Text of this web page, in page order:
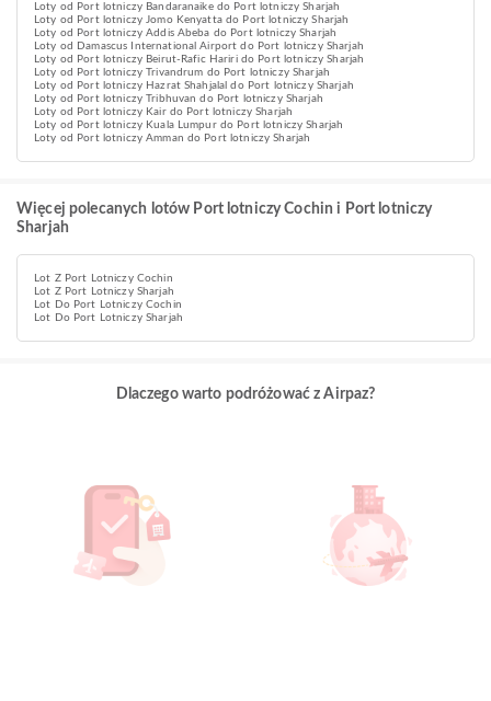
Loty od Port lotniczy Bandaranaike do Port lotniczy Sharjah
Loty od Port lotniczy Jomo Kenyatta do Port lotniczy Sharjah
Loty od Port lotniczy Addis Abeba do Port lotniczy Sharjah
Loty od Damascus International Airport do Port lotniczy Sharjah
Loty od Port lotniczy Beirut-Rafic Hariri do Port lotniczy Sharjah
Loty od Port lotniczy Trivandrum do Port lotniczy Sharjah
Loty od Port lotniczy Hazrat Shahjalal do Port lotniczy Sharjah
Loty od Port lotniczy Tribhuvan do Port lotniczy Sharjah
Loty od Port lotniczy Kair do Port lotniczy Sharjah
Loty od Port lotniczy Kuala Lumpur do Port lotniczy Sharjah
Loty od Port lotniczy Amman do Port lotniczy Sharjah
Więcej polecanych lotów Port lotniczy Cochin i Port lotniczy
Sharjah
Lot Z Port Lotniczy Cochin
Lot Z Port Lotniczy Sharjah
Lot Do Port Lotniczy Cochin
Lot Do Port Lotniczy Sharjah
Dlaczego warto podróżować z Airpaz?